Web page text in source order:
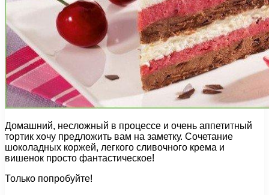
Домашний, несложный в процессе и очень аппетитный
тортик хочу предложить вам на заметку. Сочетание
шоколадных коржей, легкого сливочного крема и
вишенок просто фантастическое!
Только попробуйте!